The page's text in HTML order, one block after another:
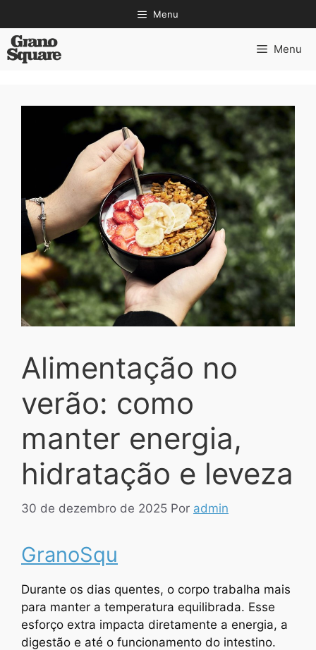
para
conteúdo
Menu
Menu
Alimentação no
verão: como
manter energia,
hidratação e leveza
30 de dezembro de 2025 Por admin
GranoSqu
Durante os dias quentes, o corpo trabalha mais
para manter a temperatura equilibrada. Esse
esforço extra impacta diretamente a energia, a
digestão e até o funcionamento do intestino.